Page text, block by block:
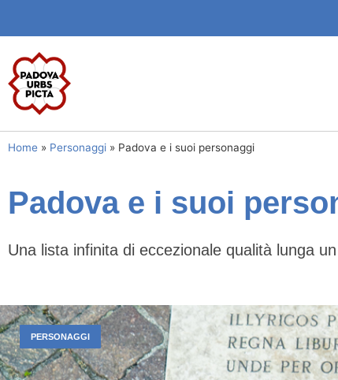
Home » Personaggi » Padova e i suoi personaggi
Padova e i suoi
Una lista infinita di eccezionale qualità lunga
PERSONAGGI